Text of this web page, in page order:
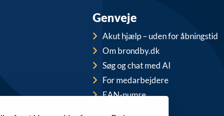
Genveje
Akut hjælp – uden for åbningstid
Om brondby.dk
Søg og chat med AI
For medarbejdere
EAN-numre